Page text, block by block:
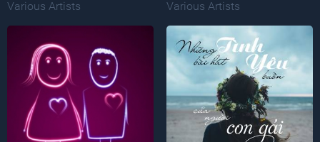
Various Artists
Various Artists